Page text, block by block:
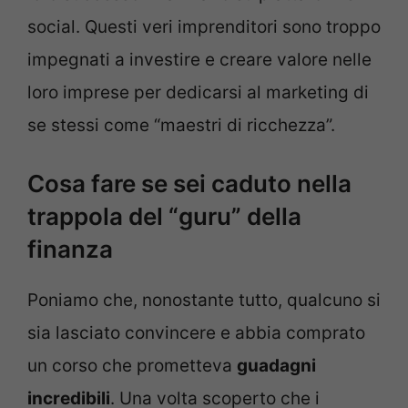
social. Questi veri imprenditori sono troppo
impegnati a investire e creare valore nelle
loro imprese per dedicarsi al marketing di
se stessi come “maestri di ricchezza”.
Cosa fare se sei caduto nella
trappola del “guru” della
finanza
Poniamo che, nonostante tutto, qualcuno si
sia lasciato convincere e abbia comprato
un corso che prometteva guadagni
incredibili. Una volta scoperto che i